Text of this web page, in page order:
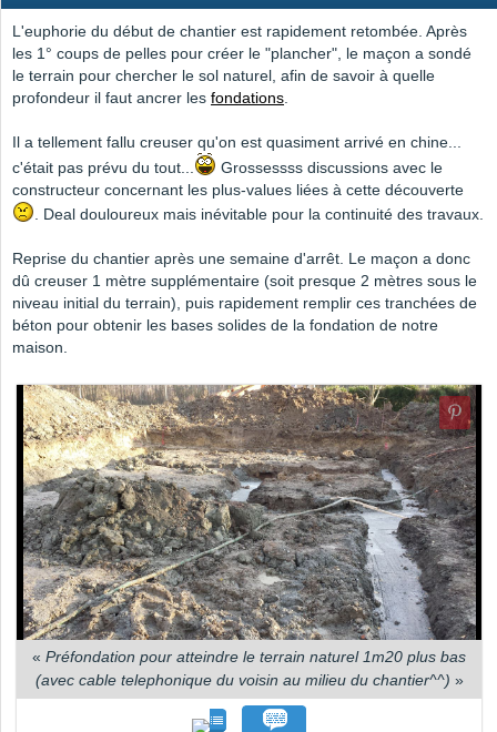
L'euphorie du début de chantier est rapidement retombée. Après
les 1° coups de pelles pour créer le "plancher", le maçon a sondé
le terrain pour chercher le sol naturel, afin de savoir à quelle
profondeur il faut ancrer les fondations.
Il a tellement fallu creuser qu'on est quasiment arrivé en chine...
c'était pas prévu du tout...
Grossessss discussions avec le
constructeur concernant les plus-values liées à cette découverte
. Deal douloureux mais inévitable pour la continuité des travaux.
Reprise du chantier après une semaine d'arrêt. Le maçon a donc
dû creuser 1 mètre supplémentaire (soit presque 2 mètres sous le
niveau initial du terrain), puis rapidement remplir ces tranchées de
béton pour obtenir les bases solides de la fondation de notre
maison.
« Préfondation pour atteindre le terrain naturel 1m20 plus bas
(avec cable telephonique du voisin au milieu du chantier^^) »